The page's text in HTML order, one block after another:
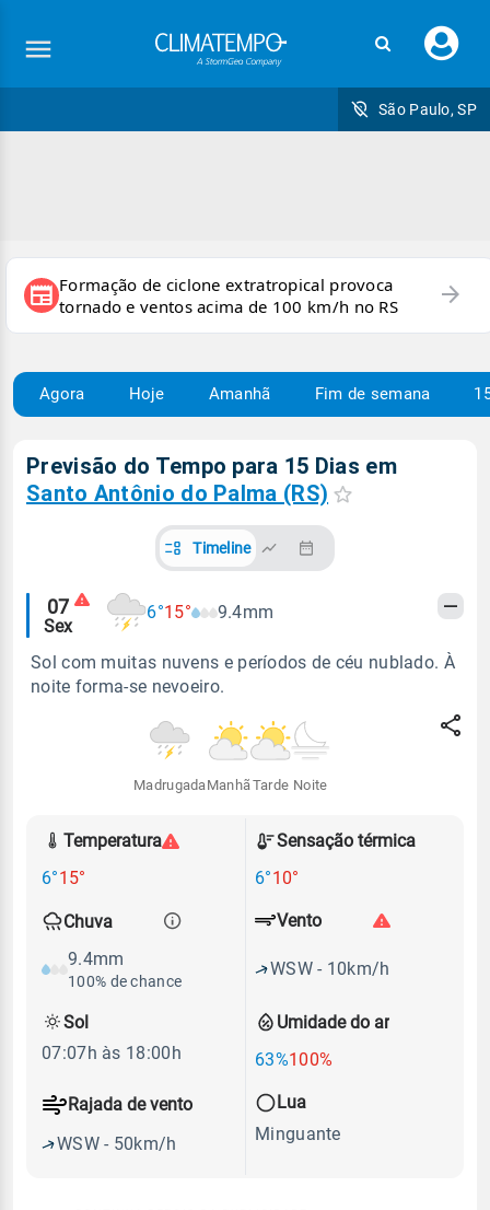
seu
São Paulo, SP
newspaper Formação de ciclone extratropical provoca
tornado e ventos acima de 100 km/h no RS
arrow_forward
Agora Hoje Amanhã Fim de semana
Previsão do Tempo para 15 Dias em
Santo Antônio do Palma (RS)
Timeline
Alertas
meteorológicos
07
Sex
6°15° 9.4mm
Sol com muitas nuvens e períodos de céu nublado. À
noite forma-se nevoeiro.
Madrugada Manhã Tarde Noite
Temperatura
6°15°
Sensação térmica
6°10°
Chuva
9.4mm
100% de chance
Umidade do ar
63%100%
Vento
WSW - 10km/h
Rajada de vento
WSW - 50km/h
Sol
07:07h às 18:00h
Lua
Minguante